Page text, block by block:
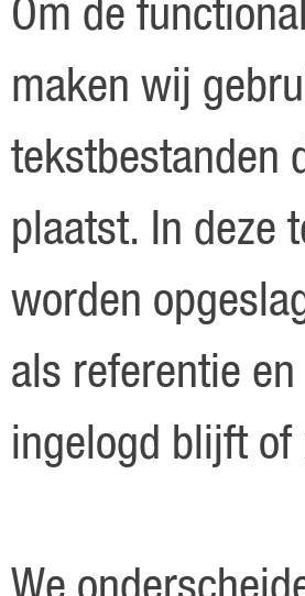
Om de
maken wij
tekstbestanden
plaatst. In deze
worden
als referentie
ingelogd blijft of
We